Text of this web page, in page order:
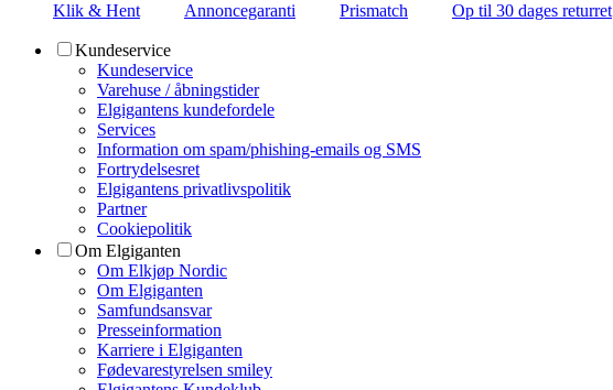
Klik & Hent Annoncegaranti Prismatch Op til 30 dages returret
Kundeservice
Kundeservice
Varehuse / åbningstider
Elgigantens kundefordele
Services
Information om spam/phishing-emails og SMS
Fortrydelsesret
Elgigantens privatlivspolitik
Partner
Cookiepolitik
Om Elgiganten
Om Elkjøp Nordic
Om Elgiganten
Samfundsansvar
Presseinformation
Karriere i Elgiganten
Fødevarestyrelsen smiley